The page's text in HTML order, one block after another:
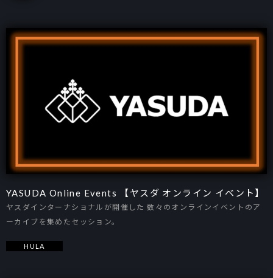
YASUDA Online Events 【ヤスダ オンライン イベント】
ヤスダインターナショナルが開催した 数々のオンラインイベントのア
ーカイブを集めたセッション。
HULA